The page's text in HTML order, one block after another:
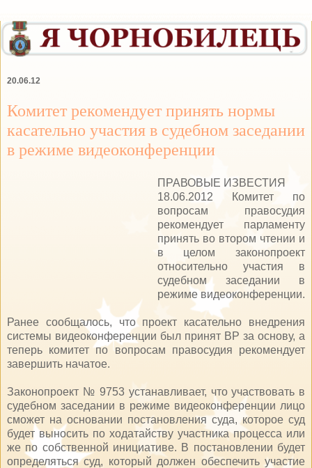
20.06.12
Комитет рекомендует принять нормы
касательно участия в судебном заседании
в режиме видеоконференции
ПРАВОВЫЕ ИЗВЕСТИЯ
18.06.2012 Комитет по
вопросам правосудия
рекомендует парламенту
принять во втором чтении и
в целом законопроект
относительно участия в
судебном заседании в
режиме видеоконференции.
Ранее сообщалось, что проект касательно внедрения
системы видеоконференции был принят ВР за основу, а
теперь комитет по вопросам правосудия рекомендует
завершить начатое.
Законопроект № 9753 устанавливает, что участвовать в
судебном заседании в режиме видеоконференции лицо
сможет на основании постановления суда, которое суд
будет выносить по ходатайству участника процесса или
же по собственной инициативе. В постановлении будет
определяться суд, который должен обеспечить участие